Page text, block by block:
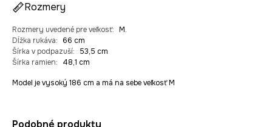
Rozmery
Rozmery uvedené pre veľkosť: M.
Dĺžka rukáva:
66 cm
Šírka v podpazuší:
53,5 cm
Šírka ramien: 48,1 cm
Model je vysoký 186 cm a má na sebe veľkosť M
Podobné produkty